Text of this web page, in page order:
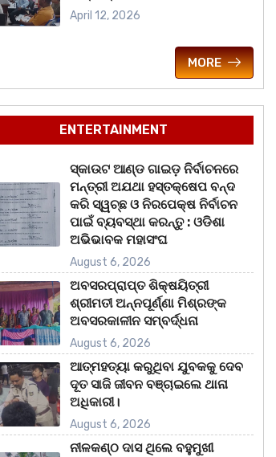
April 12, 2026
MORE
ENTERTAINMENT
ସ୍କାଉଟ ଆଣ୍ଡ ଗାଇଡ଼ ନିର୍ବାଚନରେ
ମନ୍ତ୍ରୀ ଅଯଥା ହସ୍ତକ୍ଷେପ ବନ୍ଦ
କରି ସ୍ୱଚ୍ଛ ଓ ନିରପେକ୍ଷ ନିର୍ବାଚନ
ପାଇଁ ବ୍ୟବସ୍ଥା କରନ୍ତୁ : ଓଡିଶା
ଅଭିଭାବକ ମହାସଂଘ
August 6, 2026
ଅବସରପ୍ରାପ୍ତ ଶିକ୍ଷୟିତ୍ରୀ
ଶ୍ରୀମତୀ ଅନ୍ନପୂର୍ଣ୍ଣା ମିଶ୍ରଙ୍କ
ଅବସରକାଳୀନ ସମ୍ବର୍ଦ୍ଧନା
August 6, 2026
ଆତ୍ମହତ୍ୟା କରୁଥିବା ଯୁବକକୁ ଦେବ
ଦୂତ ସାଜି ଜୀବନ ବଞ୍ଚାଇଲେ ଥାନା
ଅଧିକାରୀ।
August 6, 2026
ନୀଳକଣ୍ଠ ଦାସ ଥିଲେ ବହୁମୁଖୀ